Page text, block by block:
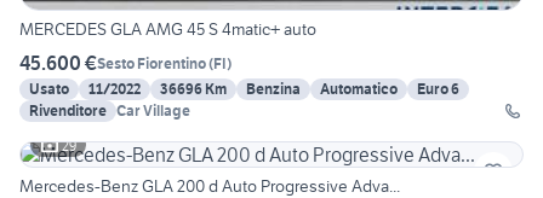
MERCEDES GLA AMG 45 S 4matic+ auto
45.600 €Sesto Fiorentino(FI)
Usato
11/2022 36696 Km Benzina Automatico
Euro 6
Rivenditore Car Village
29
Mercedes-Benz GLA 200 d Auto Progressive Adva...